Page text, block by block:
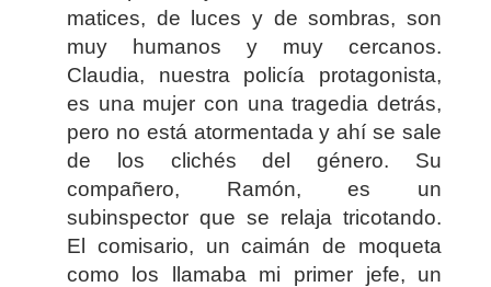
matices, de luces y de sombras, son
muy humanos y muy cercanos.
Claudia, nuestra policía protagonista,
es una mujer con una tragedia detrás,
pero no está atormentada y ahí se sale
de los clichés del género. Su
compañero, Ramón, es un
subinspector que se relaja tricotando.
El comisario, un caimán de moqueta
como los llamaba mi primer jefe, un